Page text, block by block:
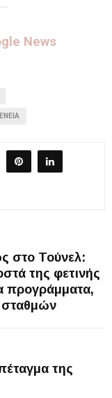
News
στο Τούνελ:
της φετινής
προγράμματα,
σταθμών
της